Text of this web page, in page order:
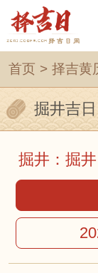
首页 > 择吉黄
掘井吉日
掘井：掘